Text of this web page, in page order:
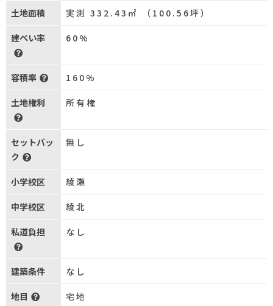
土地面積 実測 332.43㎡ （100.56坪）
建ぺい率 60%
容積率 160%
土地権利 所有権
セットバッ
ク
無し
小学校区 綾瀬
中学校区 綾北
私道負担 なし
建築条件 なし
地目 宅地